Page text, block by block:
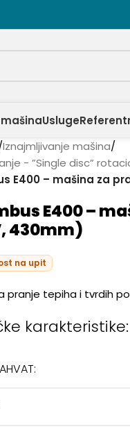
Usluge
Iznajmljivanje mašina/
- ”Single disc”
E400 – mašina za
E400 –
430mm)
na upit
pranje tepiha i tvrdih
karakteristike: